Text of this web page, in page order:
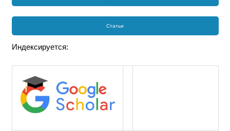
Статьи
Индексируется: